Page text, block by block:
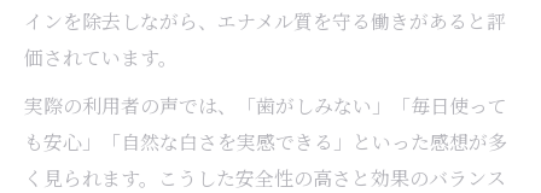
インを除去しながら、エナメル質を守る働きがあると評
価されています。
実際の利用者の声では、「歯がしみない」「毎日使って
も安心」「自然な白さを実感できる」といった感想が多
く見られます。こうした安全性の高さと効果のバランス